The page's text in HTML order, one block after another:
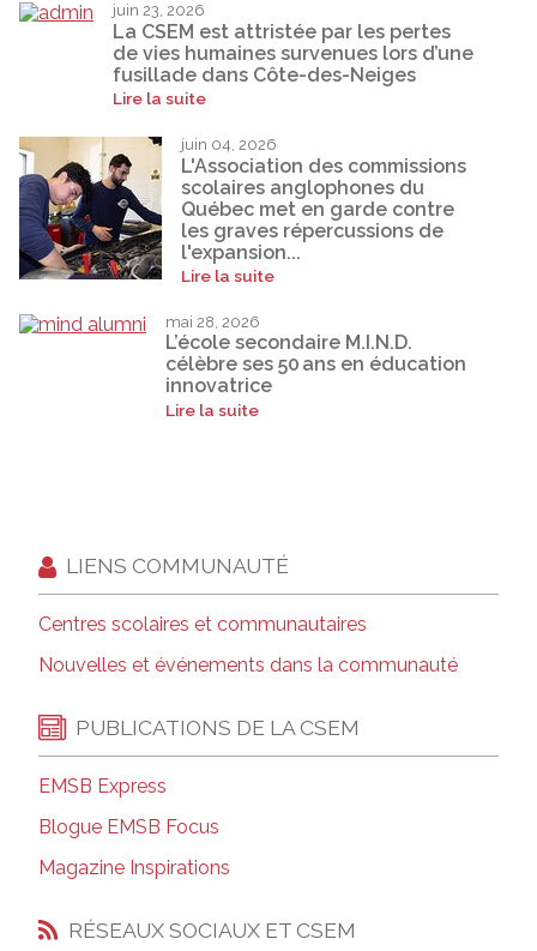
juin 23, 2026
La CSEM est attristée par les pertes
de vies humaines survenues lors d’une
fusillade dans Côte-des-Neiges
Lire la suite
juin 04, 2026
L'Association des commissions
scolaires anglophones du
Québec met en garde contre
les graves répercussions de
l'expansion...
Lire la suite
mai 28, 2026
L’école secondaire M.I.N.D.
célèbre ses 50 ans en éducation
innovatrice
Lire la suite
LIENS COMMUNAUTÉ
Centres scolaires et communautaires
Nouvelles et événements dans la communauté
PUBLICATIONS DE LA CSEM
EMSB Express
Blogue EMSB Focus
Magazine Inspirations
RÉSEAUX SOCIAUX ET CSEM